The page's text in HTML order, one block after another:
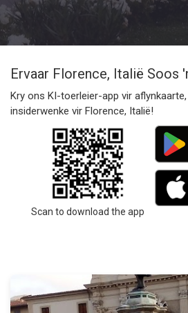
Ervaar Florence, Italië Soos
Kry ons KI-toerleier-app vir
insiderwenke vir Florence, Italië!
Scan to download the app